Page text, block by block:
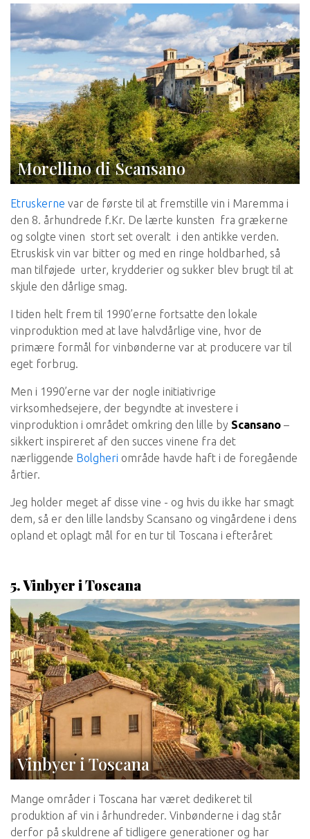
Morellino di Scansano
Etruskerne var de første til at fremstille vin i Maremma i
den 8. århundrede f.Kr. De lærte kunsten fra grækerne
og solgte vinen stort set overalt i den antikke verden.
Etruskisk vin var bitter og med en ringe holdbarhed, så
man tilføjede urter, krydderier og sukker blev brugt til at
skjule den dårlige smag.
I tiden helt frem til 1990’erne fortsatte den lokale
vinproduktion med at lave halvdårlige vine, hvor de
primære formål for vinbønderne var at producere var til
eget forbrug.
Men i 1990’erne var der nogle initiativrige
virksomhedsejere, der begyndte at investere i
vinproduktion i området omkring den lille by Scansano –
sikkert inspireret af den succes vinene fra det
nærliggende Bolgheri område havde haft i de foregående
årtier.
Jeg holder meget af disse vine - og hvis du ikke har smagt
dem, så er den lille landsby Scansano og vingårdene i dens
opland et oplagt mål for en tur til Toscana i efteråret
5. Vinbyer i Toscana
Vinbyer i Toscana
Mange områder i Toscana har været dedikeret til
produktion af vin i århundreder. Vinbønderne i dag står
derfor på skuldrene af tidligere generationer og har